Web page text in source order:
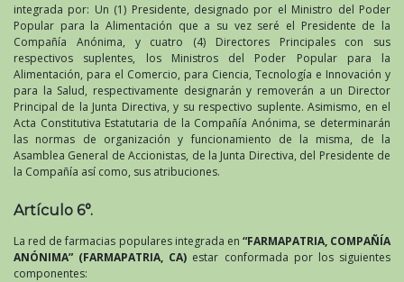
integrada por: Un (1) Presidente, designado por el Ministro del Poder
Popular para la Alimentación que a su vez seré el Presidente de la
Compañía Anónima, y cuatro (4) Directores Principales con sus
respectivos suplentes, los Ministros del Poder Popular para la
Alimentación, para el Comercio, para Ciencia, Tecnología e Innovación y
para la Salud, respectivamente designarán y removerán a un Director
Principal de la Junta Directiva, y su respectivo suplente. Asimismo, en el
Acta Constitutiva Estatutaria de la Compañía Anónima, se determinarán
las normas de organización y funcionamiento de la misma, de la
Asamblea General de Accionistas, de la Junta Directiva, del Presidente de
la Compañía así como, sus atribuciones.
Artículo 6°.
La red de farmacias populares integrada en “FARMAPATRIA, COMPAÑÍA
ANÓNIMA” (FARMAPATRIA, CA) estar conformada por los siguientes
componentes: